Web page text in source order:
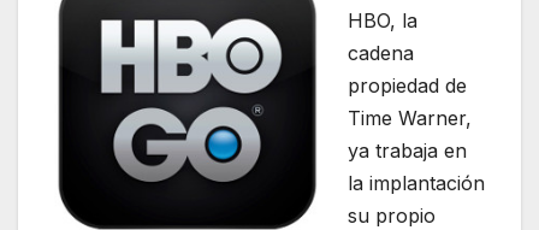
HBO, la
cadena
propiedad de
Time Warner,
ya trabaja en
la implantación
su propio